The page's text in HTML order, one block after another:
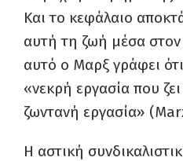
Και το κεφάλαιο
αυτή τη ζωή μέσα στον
αυτό ο Μαρξ γράφει
«νεκρή εργασία που
ζωντανή εργασία»
Η αστική